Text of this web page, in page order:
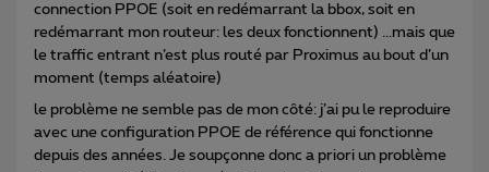
connection PPOE (soit en redémarrant la bbox, soit en
redémarrant mon routeur: les deux fonctionnent) ...mais que
le traffic entrant n’est plus routé par Proximus au bout d’un
moment (temps aléatoire)
le problème ne semble pas de mon côté: j’ai pu le reproduire
avec une configuration PPOE de référence qui fonctionne
depuis des années. Je soupçonne donc a priori un problème